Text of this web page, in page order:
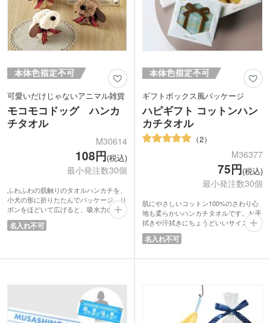
可愛いだけじゃないアニマル雑貨
モコモコドッグ ハンカ
チタオル
M30614
108円(税込)
最小発注数30個
ふわふわの肌触りのタオルハンカチを、
小犬の形に折りたたんでパッケージ。リ
ボンをほどいて広げると、吸水力のある
タオルハンカチになります。手頃な価格
なので、プチギフトにも最適。
名入れ不可
ギフトボックス風パッケージ
ハピギフト コットンハン
カチタオル
2
M36377
75円(税込)
最小発注数30個
肌にやさしいコットン100%のさわり心
地も柔らかいハンカチタオルです。お手
拭きや汗拭きにちょうどいいサイズなの
で、何枚あってもうれしいですね。低価
格でも高見えするパッケージデザイン。
ベルティにいかかでしょうか？
名入れ不可